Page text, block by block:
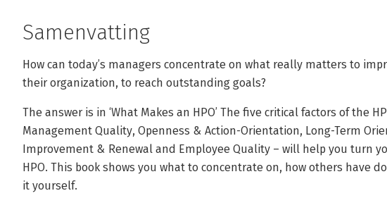
Samenvatting
How can today’s managers concentrate on what really matters to
their organization, to reach outstanding goals?
The answer is in ‘What Makes an HPO’ The five critical factors of the
Management Quality, Openness & Action-Orientation, Long-Term
Improvement & Renewal and Employee Quality – will help you turn
HPO. This book shows you what to concentrate on, how others have
it yourself.